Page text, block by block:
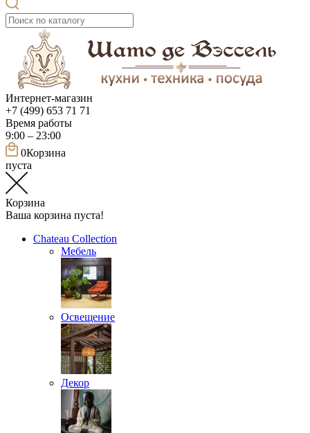
Интернет-магазин
+7 (499) 653 71 71
Время работы
9:00 – 23:00
0Корзина
пуста
Корзина
Ваша корзина пуста!
Chateau Collection
Мебель
Освещение
Декор